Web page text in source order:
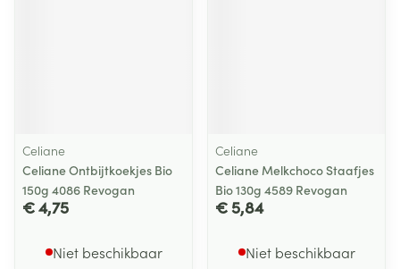
Celiane
Celiane Ontbijtkoekjes Bio
150g 4086 Revogan
€ 4,75
Niet beschikbaar
Celiane
Celiane Melkchoco Staafjes
Bio 130g 4589 Revogan
€ 5,84
Niet beschikbaar